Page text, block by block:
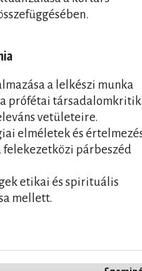
a lelkészi munka
prófétai
vetületeire.
elméletek és
felekezetközi párbeszéd
etikai és spirituális
mellett.